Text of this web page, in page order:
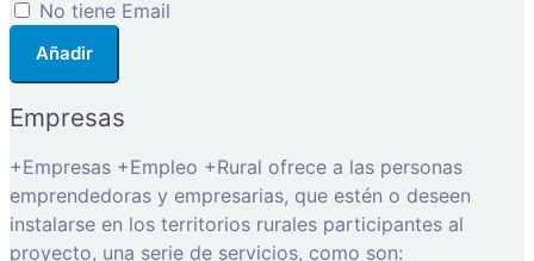
No tiene Email
Añadir
Empresas
+Empresas +Empleo +Rural ofrece a las personas
emprendedoras y empresarias, que estén o deseen
instalarse en los territorios rurales participantes al
proyecto, una serie de servicios, como son: